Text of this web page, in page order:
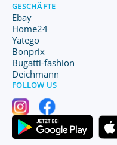
GESCHÄFTE
Ebay
Home24
Yatego
Bonprix
Bugatti-fashion
Deichmann
FOLLOW US